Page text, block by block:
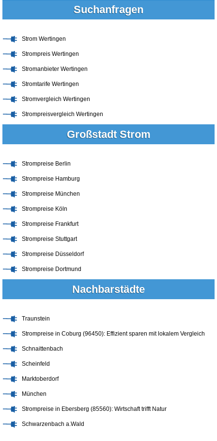
Suchanfragen
Strom Wertingen
Strompreis Wertingen
Stromanbieter Wertingen
Stromtarife Wertingen
Stromvergleich Wertingen
Strompreisvergleich Wertingen
Großstadt Strom
Strompreise Berlin
Strompreise Hamburg
Strompreise München
Strompreise Köln
Strompreise Frankfurt
Strompreise Stuttgart
Strompreise Düsseldorf
Strompreise Dortmund
Nachbarstädte
Traunstein
Strompreise in Coburg (96450): Effizient sparen mit lokalem Vergleich
Schnaittenbach
Scheinfeld
Marktoberdorf
München
Strompreise in Ebersberg (85560): Wirtschaft trifft Natur
Schwarzenbach a.Wald